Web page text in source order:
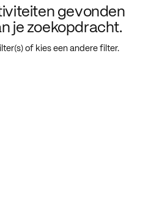
gevonden
je zoekopdracht.
of kies een andere filter.